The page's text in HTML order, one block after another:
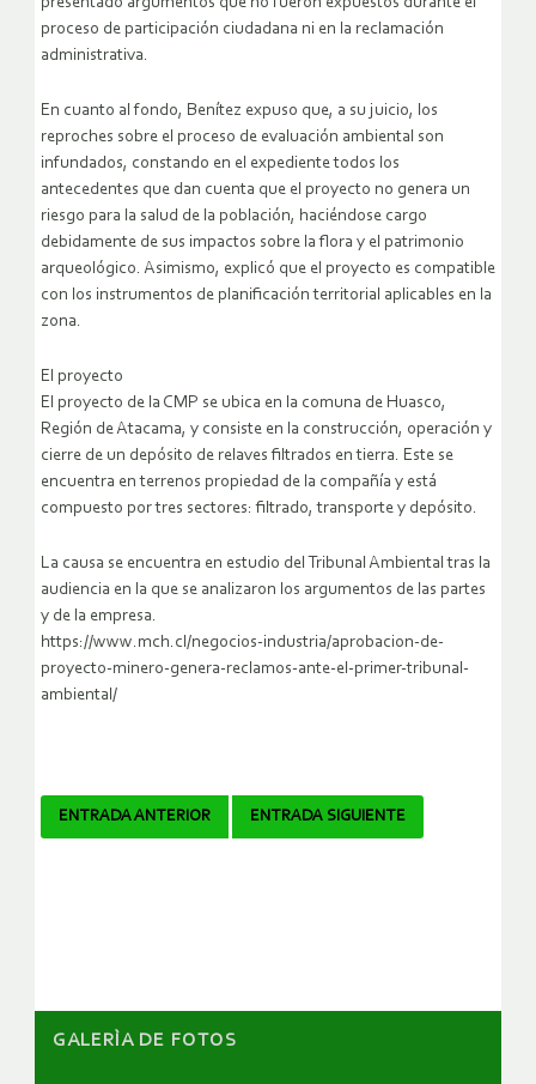
proceso de participación ciudadana ni en la reclamación
administrativa.
En cuanto al fondo, Benítez expuso que, a su juicio, los
reproches sobre el proceso de evaluación ambiental son
infundados, constando en el expediente todos los
antecedentes que dan cuenta que el proyecto no genera un
riesgo para la salud de la población, haciéndose cargo
debidamente de sus impactos sobre la flora y el patrimonio
arqueológico. Asimismo, explicó que el proyecto es compatible
con los instrumentos de planificación territorial aplicables en la
zona.
El proyecto
El proyecto de la CMP se ubica en la comuna de Huasco,
Región de Atacama, y consiste en la construcción, operación y
cierre de un depósito de relaves filtrados en tierra. Este se
encuentra en terrenos propiedad de la compañía y está
compuesto por tres sectores: filtrado, transporte y depósito.
La causa se encuentra en estudio del Tribunal Ambiental tras la
audiencia en la que se analizaron los argumentos de las partes
y de la empresa.
https://www.mch.cl/negocios-industria/aprobacion-de-
proyecto-minero-genera-reclamos-ante-el-primer-tribunal-
ambiental/
Navegador
ENTRADA ANTERIOR ENTRADA SIGUIENTE
GALERÌA DE FOTOS